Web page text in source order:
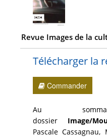
Revue Images de la
Télécharger la
Commander
Au
dossier Image/
Pascale Cassagnau,